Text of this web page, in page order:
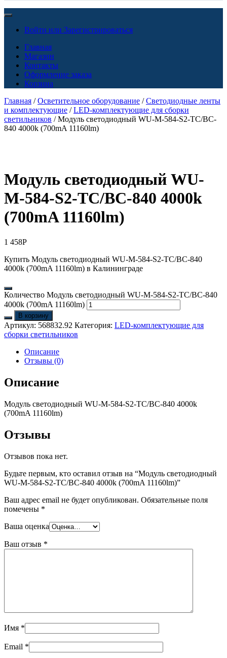
Войти или Зарегистрироваться
Главная
Магазин
Контакты
Оформление заказа
Корзина
Главная /Осветительное оборудование /Светодиодные ленты
и комплектующие /LED-комплектующие для сборки
светильников / Модуль светодиодный WU-M-584-S2-TC/BC-
840 4000k (700mA 11160lm)
Модуль светодиодный WU-
M-584-S2-TC/BC-840 4000k
(700mA 11160lm)
1 458Р
Купить Модуль светодиодный WU-M-584-S2-TC/BC-840
4000k (700mA 11160lm) в Калининграде
Количество Модуль светодиодный WU-M-584-S2-TC/BC-840
4000k (700mA 11160lm)
В корзину
Артикул: 568832.92 Категория: LED-комплектующие для
сборки светильников
Описание
Отзывы (0)
Описание
Модуль светодиодный WU-M-584-S2-TC/BC-840 4000k
(700mA 11160lm)
Отзывы
Отзывов пока нет.
Будьте первым, кто оставил отзыв на “Модуль светодиодный
WU-M-584-S2-TC/BC-840 4000k (700mA 11160lm)”
Ваш адрес email не будет опубликован. Обязательные поля
помечены *
Ваша оценка
Ваш отзыв *
Имя *
Email *